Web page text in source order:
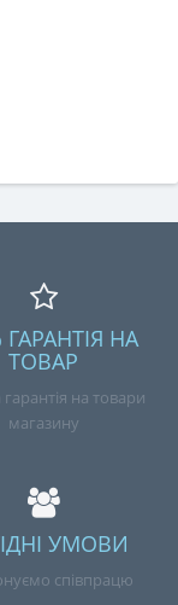
ГАРАНТІЯ НА
ТОВАР
на товари
магазину
УМОВИ
співпрацю